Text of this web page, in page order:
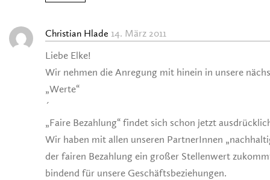
Christian Hlade 14. März 2011
Liebe Elke!
Wir nehmen die Anregung mit hinein in unsere
„Werte“
´
„Faire Bezahlung“ findet sich schon jetzt
Wir haben mit allen unseren PartnerInnen
der fairen Bezahlung ein großer Stellenwert
bindend für unsere Geschäftsbeziehungen.